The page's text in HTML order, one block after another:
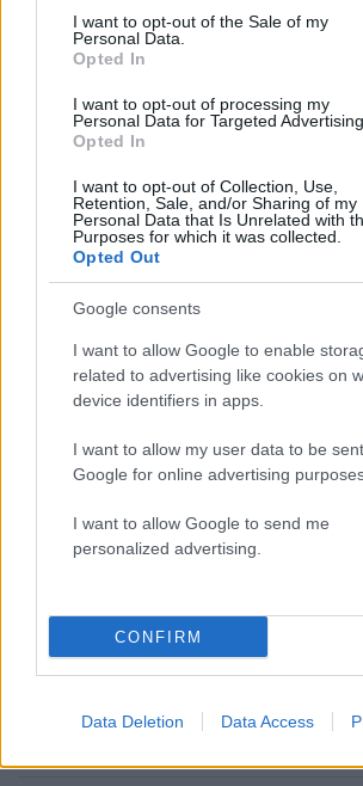
consent section.
I want to opt-out of the Sale of my
Personal Data.
Opted In
I want to opt-out of processing my
Personal Data for Targeted Advertising.
Opted In
I want to opt-out of Collection, Use,
Retention, Sale, and/or Sharing of my
Personal Data that Is Unrelated with
Purposes for which it was collected.
Opted Out
Google consents
I want to allow Google to enable
related to advertising like cookies on
device identifiers in apps.
I want to allow my user data to be
Google for online advertising
I want to allow Google to send me
personalized advertising.
CONFIRM
Data Deletion Data Access
Στην Κρήτη ο Κυριάκος
συνεχίζει τις ολιγοήμερες
Πού βρέθηκε το Σάββατο
«Φιάσκο» στη Μαδέιρα με
Κριστιάνο Ρονάλντο:
πήγαν σε λάθος εκκλησία
το γέλιο στον Πορτογάλο
Πιο
σε ελικοδρόμιο –
ελικόπτερο τους για να
Βγήκαν ξανά τα μαχαίρια
για τη Δημοκρατία:
Γρατσία και Γαλανός
κίνημα σε φοβικό
Το οικονομικό πρόγραμμα
Θεσσαλονίκη: Σχέδιο
ΕΛΑΣ: Ο Αλέξης Δέδες ο
σκηνή
74 Σούπερ μάρκετ: Νέες
916 προϊόντα στην εθνική